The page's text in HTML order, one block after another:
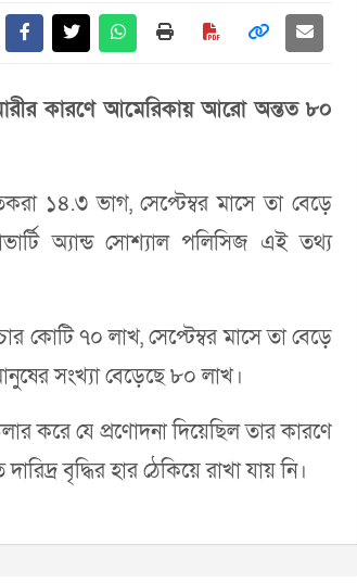
কারণে আমেরিকায় আরো অন্তত ৮০
১৪.৩ ভাগ, সেপ্টেম্বর মাসে তা বেড়ে
অ্যান্ড সোশ্যাল পলিসিজ এই তথ্য
কোটি ৭০ লাখ, সেপ্টেম্বর মাসে তা বেড়ে
সংখ্যা বেড়েছে ৮০ লাখ।
করে যে প্রণোদনা দিয়েছিল তার কারণে
বৃদ্ধির হার ঠেকিয়ে রাখা যায় নি।